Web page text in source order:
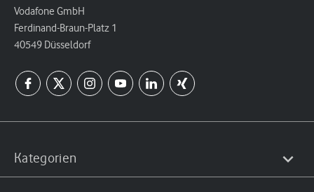
Vodafone GmbH
Ferdinand-Braun-Platz 1
40549 Düsseldorf
Kategorien